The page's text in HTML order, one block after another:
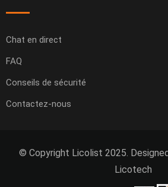
Chat en direct
FAQ
Conseils de sécurité
Contactez-nous
© Copyright Licolist 2025.
Licotech